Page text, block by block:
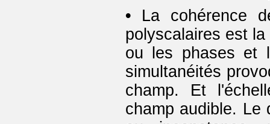
• La cohérence
polyscalaires est
ou les phases et
simultanéités
champ. Et
champ audible. Le